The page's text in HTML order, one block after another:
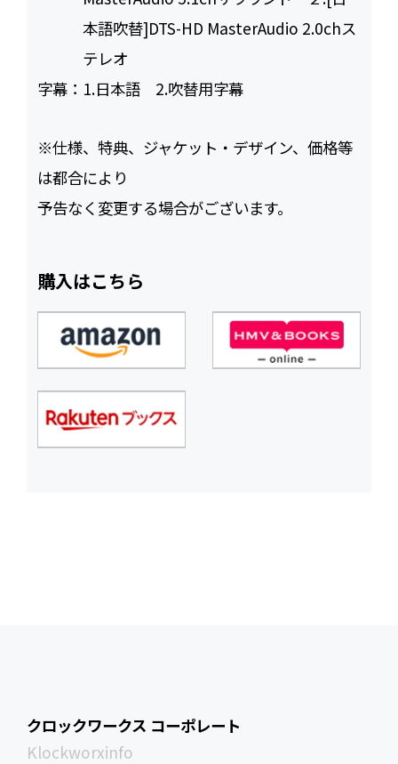
本語吹替]DTS-HD MasterAudio 2.0chス
テレオ
字幕： 1.日本語 2.吹替用字幕
※仕様、特典、ジャケット・デザイン、価格等
は都合により
予告なく変更する場合がございます。
購入はこちら
クロックワークス コーポレート
Klockworxinfo